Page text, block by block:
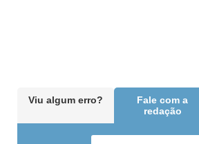
Viu algum erro?
Fale com a
redação